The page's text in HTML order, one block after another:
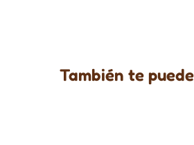
También te